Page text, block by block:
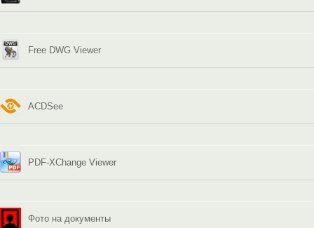
Free DWG Viewer
ACDSee
PDF-XChange Viewer
Фото на документы